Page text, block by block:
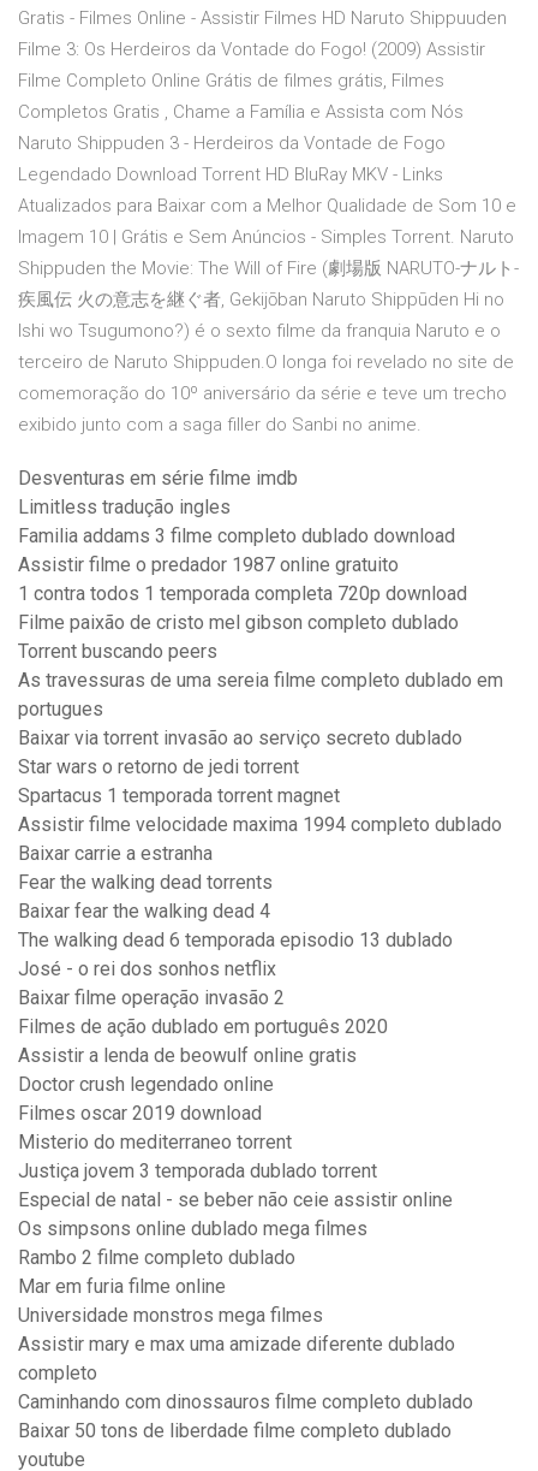
Gratis - Filmes Online - Assistir Filmes HD Naruto Shippuuden
Filme 3: Os Herdeiros da Vontade do Fogo! (2009) Assistir
Filme Completo Online Grátis de filmes grátis, Filmes
Completos Gratis , Chame a Família e Assista com Nós
Naruto Shippuden 3 - Herdeiros da Vontade de Fogo
Legendado Download Torrent HD BluRay MKV - Links
Atualizados para Baixar com a Melhor Qualidade de Som 10 e
Imagem 10 | Grátis e Sem Anúncios - Simples Torrent. Naruto
Shippuden the Movie: The Will of Fire (劇場版 NARUTO-ナルト-
疾風伝 火の意志を継ぐ者, Gekijōban Naruto Shippūden Hi no
Ishi wo Tsugumono?) é o sexto filme da franquia Naruto e o
terceiro de Naruto Shippuden.O longa foi revelado no site de
comemoração do 10º aniversário da série e teve um trecho
exibido junto com a saga filler do Sanbi no anime.
Desventuras em série filme imdb
Limitless tradução ingles
Familia addams 3 filme completo dublado download
Assistir filme o predador 1987 online gratuito
1 contra todos 1 temporada completa 720p download
Filme paixão de cristo mel gibson completo dublado
Torrent buscando peers
As travessuras de uma sereia filme completo dublado em
portugues
Baixar via torrent invasão ao serviço secreto dublado
Star wars o retorno de jedi torrent
Spartacus 1 temporada torrent magnet
Assistir filme velocidade maxima 1994 completo dublado
Baixar carrie a estranha
Fear the walking dead torrents
Baixar fear the walking dead 4
The walking dead 6 temporada episodio 13 dublado
José - o rei dos sonhos netflix
Baixar filme operação invasão 2
Filmes de ação dublado em português 2020
Assistir a lenda de beowulf online gratis
Doctor crush legendado online
Filmes oscar 2019 download
Misterio do mediterraneo torrent
Justiça jovem 3 temporada dublado torrent
Especial de natal - se beber não ceie assistir online
Os simpsons online dublado mega filmes
Rambo 2 filme completo dublado
Mar em furia filme online
Universidade monstros mega filmes
Assistir mary e max uma amizade diferente dublado
completo
Caminhando com dinossauros filme completo dublado
Baixar 50 tons de liberdade filme completo dublado
youtube